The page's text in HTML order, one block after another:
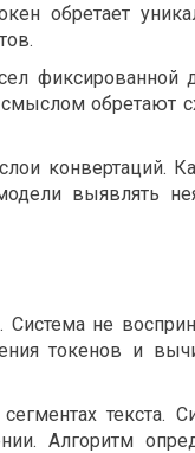
обретает
фиксированной
обретают
конвертаций.
выявлять
Система не
токенов и
текста.
Алгоритм